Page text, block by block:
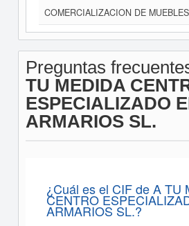
COMERCIALIZACION DE
Preguntas
TU MEDIDA
ESPECIALIZADO
ARMARIOS SL.
¿Cuál es el CIF de A TU
CENTRO
ARMARIOS SL.?